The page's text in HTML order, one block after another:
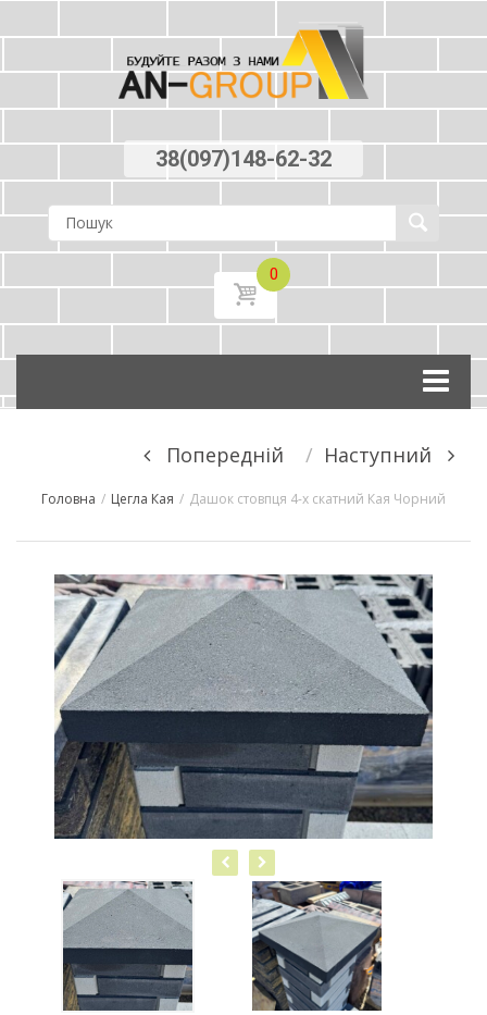
38(097)148-62-32
0
Skip
content
Post
navigation
Попереднiй Наступний
Головна / Цегла Кая / Дашок стовпця 4-х скатний Кая Чорний